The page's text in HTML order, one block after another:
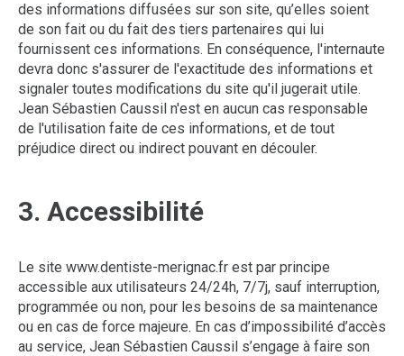
des informations diffusées sur son site, qu’elles soient
de son fait ou du fait des tiers partenaires qui lui
fournissent ces informations. En conséquence, l'internaute
devra donc s'assurer de l'exactitude des informations et
signaler toutes modifications du site qu'il jugerait utile.
Jean Sébastien Caussil n'est en aucun cas responsable
de l'utilisation faite de ces informations, et de tout
préjudice direct ou indirect pouvant en découler.
3. Accessibilité
Le site www.dentiste-merignac.fr est par principe
accessible aux utilisateurs 24/24h, 7/7j, sauf interruption,
programmée ou non, pour les besoins de sa maintenance
ou en cas de force majeure. En cas d’impossibilité d’accès
au service, Jean Sébastien Caussil s’engage à faire son